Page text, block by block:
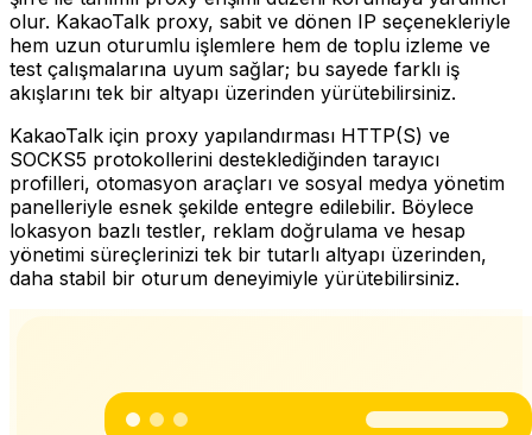
olur. KakaoTalk proxy, sabit ve dönen IP seçenekleriyle
hem uzun oturumlu işlemlere hem de toplu izleme ve
test çalışmalarına uyum sağlar; bu sayede farklı iş
akışlarını tek bir altyapı üzerinden yürütebilirsiniz.
KakaoTalk için proxy yapılandırması HTTP(S) ve
SOCKS5 protokollerini desteklediğinden tarayıcı
profilleri, otomasyon araçları ve sosyal medya yönetim
panelleriyle esnek şekilde entegre edilebilir. Böylece
lokasyon bazlı testler, reklam doğrulama ve hesap
yönetimi süreçlerinizi tek bir tutarlı altyapı üzerinden,
daha stabil bir oturum deneyimiyle yürütebilirsiniz.